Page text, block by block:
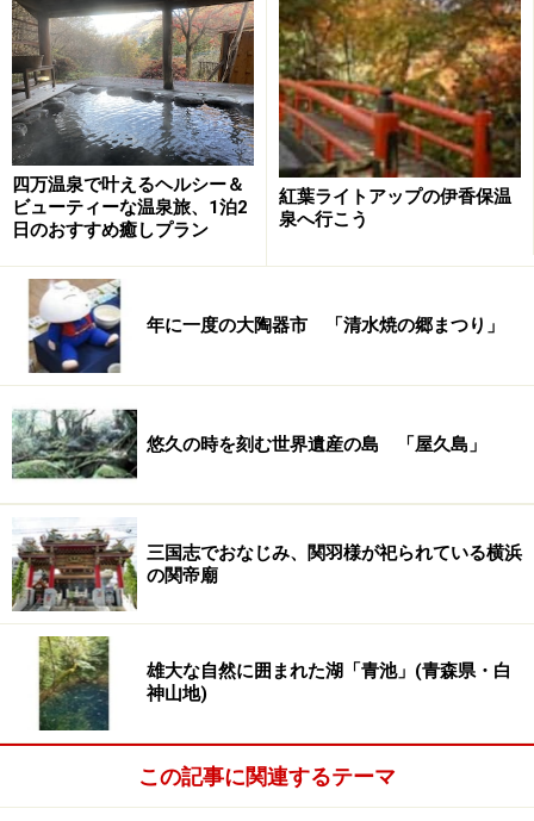
四万温泉で叶えるヘルシー＆
ビューティーな温泉旅、1泊2
日のおすすめ癒しプラン
紅葉ライトアップの伊香保温
泉へ行こう
年に一度の大陶器市 「清水焼の郷まつり」
悠久の時を刻む世界遺産の島 「屋久島」
三国志でおなじみ、関羽様が祀られている横浜
の関帝廟
雄大な自然に囲まれた湖「青池」(青森県・白
神山地)
この記事に関連するテーマ